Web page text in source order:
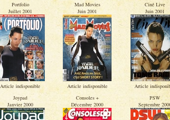
Portfolio
Juillet 2001
Article indisponible
Mad Movies
Juin 2001
Article indisponible
Ciné Live
Juin 2001
Article
Joypad
Janvier 2000
Consoles +
Décembre 2000
PSW
Septembre